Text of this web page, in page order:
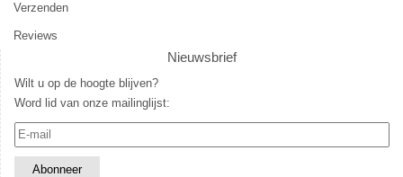
Verzenden
Reviews
Nieuwsbrief
Wilt u op de hoogte blijven?
Word lid van onze mailinglijst: